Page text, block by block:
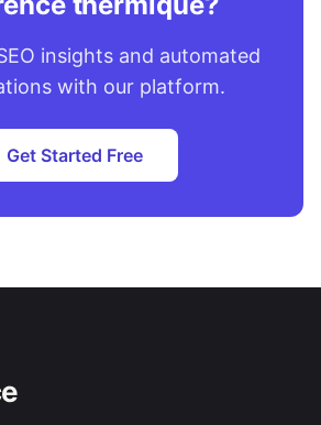
insights and automated
with our platform.
Get Started Free